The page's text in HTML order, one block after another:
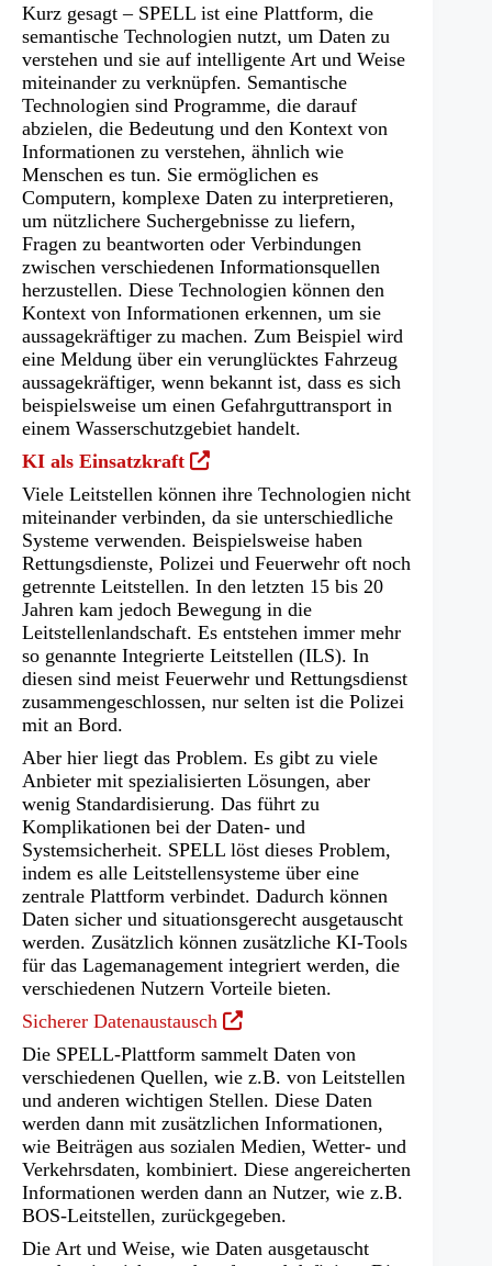
Kurz gesagt – SPELL ist eine Plattform, die
semantische Technologien nutzt, um Daten zu
verstehen und sie auf intelligente Art und Weise
miteinander zu verknüpfen. Semantische
Technologien sind Programme, die darauf
abzielen, die Bedeutung und den Kontext von
Informationen zu verstehen, ähnlich wie
Menschen es tun. Sie ermöglichen es
Computern, komplexe Daten zu interpretieren,
um nützlichere Suchergebnisse zu liefern,
Fragen zu beantworten oder Verbindungen
zwischen verschiedenen Informationsquellen
herzustellen. Diese Technologien können den
Kontext von Informationen erkennen, um sie
aussagekräftiger zu machen. Zum Beispiel wird
eine Meldung über ein verunglücktes Fahrzeug
aussagekräftiger, wenn bekannt ist, dass es sich
beispielsweise um einen Gefahrguttransport in
einem Wasserschutzgebiet handelt.
KI als Einsatzkraft(Öffnet
einem
neuen
Tab)
Viele Leitstellen können ihre Technologien nicht
miteinander verbinden, da sie unterschiedliche
Systeme verwenden. Beispielsweise haben
Rettungsdienste, Polizei und Feuerwehr oft noch
getrennte Leitstellen. In den letzten 15 bis 20
Jahren kam jedoch Bewegung in die
Leitstellenlandschaft. Es entstehen immer mehr
so genannte Integrierte Leitstellen (ILS). In
diesen sind meist Feuerwehr und Rettungsdienst
zusammengeschlossen, nur selten ist die Polizei
mit an Bord.
Aber hier liegt das Problem. Es gibt zu viele
Anbieter mit spezialisierten Lösungen, aber
wenig Standardisierung. Das führt zu
Komplikationen bei der Daten- und
Systemsicherheit. SPELL löst dieses Problem,
indem es alle Leitstellensysteme über eine
zentrale Plattform verbindet. Dadurch können
Daten sicher und situationsgerecht ausgetauscht
werden. Zusätzlich können zusätzliche KI-Tools
für das Lagemanagement integriert werden, die
verschiedenen Nutzern Vorteile bieten.
Sicherer Datenaustausch (Öffnet
einem
neuen
Tab)
Die SPELL-Plattform sammelt Daten von
verschiedenen Quellen, wie z.B. von Leitstellen
und anderen wichtigen Stellen. Diese Daten
werden dann mit zusätzlichen Informationen,
wie Beiträgen aus sozialen Medien, Wetter- und
Verkehrsdaten, kombiniert. Diese angereicherten
Informationen werden dann an Nutzer, wie z.B.
BOS-Leitstellen, zurückgegeben.
Die Art und Weise, wie Daten ausgetauscht